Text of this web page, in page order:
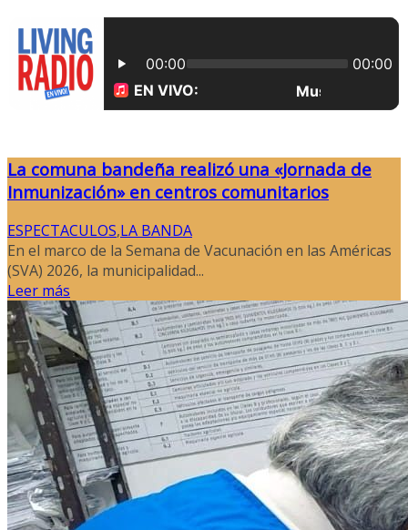
La comuna bandeña realizó una «Jornada de
Inmunización» en centros comunitarios
ESPECTACULOS,LA BANDA
En el marco de la Semana de Vacunación en las Américas
(SVA) 2026, la municipalidad...
Leer más